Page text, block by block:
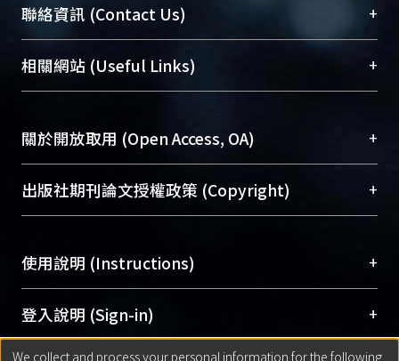
臺大位居世界頂尖大學之列，為永久珍藏及向國際
展現本校豐碩的研究成果及學術能量，圖書館整合
機構典藏（NTUR）與學術庫（AH）不同功能平
台，成為臺大學術典藏NTU scholars。期能整合研
成果。
To permanently archive and promote researcher
profiles and scholarly works, Library integrates the
services of “NTU Repository” with “Academic
聯絡資訊 (Contact Us) +
總館學科館員(Main Library)
醫學圖書館學科館員(Medical Library)
Sciences Library)
相關網站 (Useful Links) +
關於開放取用 (Open Access, OA) +
開放取用是從使用者角度提升資訊取用性的社會運
動，應用在學術研究上是透過將研究著作公開供使
用逐年攀升。同時可加速研究發展、提升研究影響
Archive）平台。 （點選深入了解OA）
出版社期刊論文授權政策 (Copyright) +
含部分內容的版權非匯入者所有，或由第三方贊
助與合作完成，請確認該版權所有者及第三方同
意提供此授權。
Please represent that the submission is your
original work, and that you have the right to
使用說明 (Instructions) +
網站簡介(Quickstart Guide)
使用手冊(Instruction Manual)
登入說明 (Sign-in) +
We collect and process your personal information for the following